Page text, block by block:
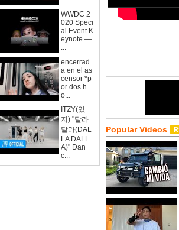
WWDC 2
020 Speci
al Event K
eynote —
...
encerrad
a en el as
censor *p
or dos h
o...
ITZY(있
지) "달라
달라(DAL
LA DALL
A)" Dan
c...
Popular Videos